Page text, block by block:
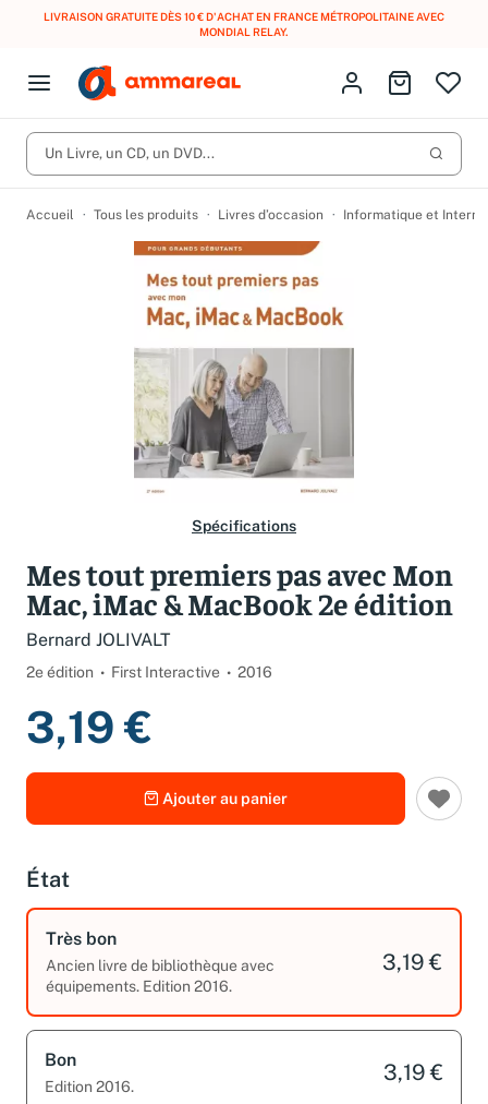
LIVRAISON GRATUITE DÈS 10 € D'ACHAT EN FRANCE MÉTROPOLITAINE AVEC
MONDIAL RELAY.
Open menu
Fermer le menu
CD d'occasion
Vinyles d'occasion
Meilleures ventes
Nos engagements
Produits Catégories
Vous n'avez pas trouvé l'article que vous cherchiez ?
Activez les notifications dans votre compte pour être alerté dès
qu'il est en stock.
Créer une alerte
Identifiez-vous
Aller au
Un Livre, un CD, un DVD...
Accueil Tous les produits Livres d’occasion Informatique et
Spécifications
Mes tout premiers pas avec Mon
Mac, iMac & MacBook 2e édition
Bernard JOLIVALT
2e édition First Interactive 2016
3,19 €
Ajouter au panier
État
Très bon
Ancien livre de bibliothèque avec
équipements. Edition 2016.
3,19 €
Bon
Edition 2016.
3,19 €